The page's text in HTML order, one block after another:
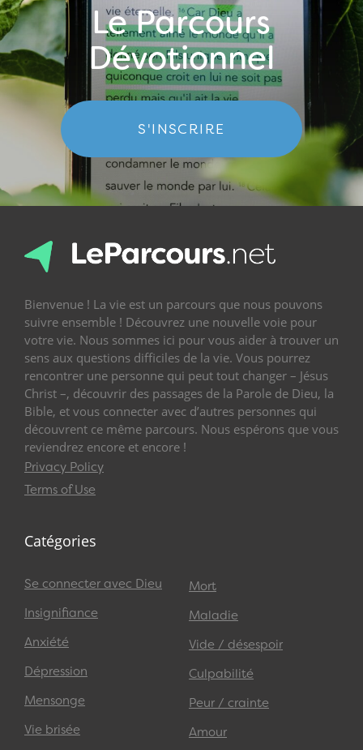
Le Parcours
Dévotionnel
S'INSCRIRE
Bienvenue ! La vie est un parcours que nous pouvons
suivre ensemble ! Découvrez une nouvelle voie pour
votre vie. Nous sommes ici pour vous aider à trouver un
sens aux questions difficiles de la vie. Vous pourrez
rencontrer une personne qui peut tout changer – Jésus
Christ –, découvrir des passages de la Parole de Dieu, la
Bible, et vous connecter avec d’autres personnes qui
découvrent ce même parcours. Nous espérons que vous
reviendrez encore et encore !
Privacy Policy
Terms of Use
Catégories
Se connecter avec Dieu
Insignifiance
Anxiété
Dépression
Mensonge
Vie brisée
Mort
Maladie
Vide / désespoir
Culpabilité
Peur / crainte
Amour